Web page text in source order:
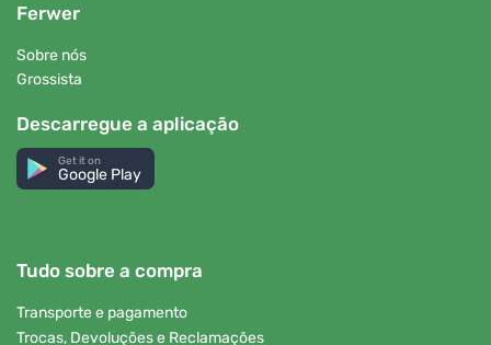
Ferwer
Sobre nós
Grossista
Descarregue a aplicação
Get it on
Google Play
Tudo sobre a compra
Transporte e pagamento
Trocas, Devoluções e Reclamações